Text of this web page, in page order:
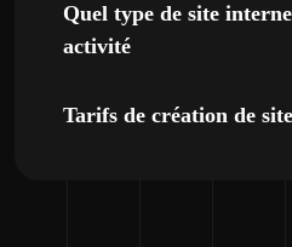
Quel type de site
activité
Tarifs de création de